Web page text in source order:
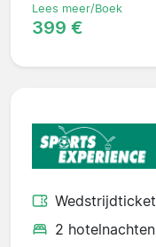
Lees meer/Boek
399 €
2